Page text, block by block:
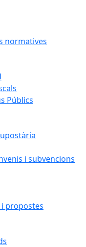
normatives
Públics
i subvencions
propostes